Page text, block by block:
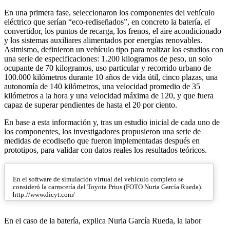
En una primera fase, seleccionaron los componentes del vehículo
eléctrico que serían “eco-rediseñados”, en concreto la batería, el
convertidor, los puntos de recarga, los frenos, el aire acondicionado
y los sistemas auxiliares alimentados por energías renovables.
Asimismo, definieron un vehículo tipo para realizar los estudios con
una serie de especificaciones: 1.200 kilogramos de peso, un solo
ocupante de 70 kilogramos, uso particular y recorrido urbano de
100.000 kilómetros durante 10 años de vida útil, cinco plazas, una
autonomía de 140 kilómetros, una velocidad promedio de 35
kilómetros a la hora y una velocidad máxima de 120, y que fuera
capaz de superar pendientes de hasta el 20 por ciento.
En base a esta información y, tras un estudio inicial de cada uno de
los componentes, los investigadores propusieron una serie de
medidas de ecodiseño que fueron implementadas después en
prototipos, para validar con datos reales los resultados teóricos.
En el software de simulación virtual del vehículo completo se
consideró la carrocería del Toyota Prius (FOTO Nuria García Rueda).
http://www.dicyt.com/
En el caso de la batería, explica Nuria García Rueda, la labor